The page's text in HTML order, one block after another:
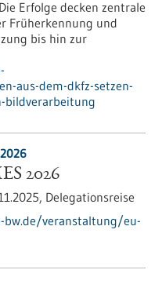
Erfolge decken zentrale
Früherkennung und
bis hin zur
aus-dem-dkfz-setzen-
bildverarbeitung
2026
Delegationsreise
veranstaltung/eu-